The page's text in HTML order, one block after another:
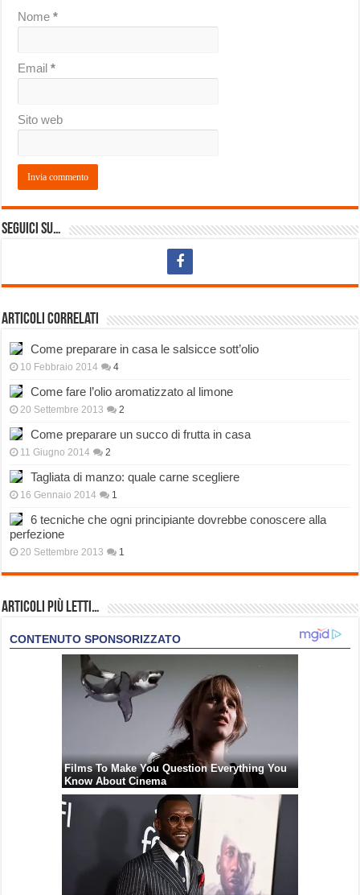
Nome*
Email*
Sito web
Seguici su…
Articoli correlati
Come preparare in casa le salsicce sott’olio
10 Febbraio 2014 4
Come fare l’olio aromatizzato al limone
20 Settembre 2013 2
Come preparare un succo di frutta in casa
11 Giugno 2014 2
Tagliata di manzo: quale carne scegliere
16 Gennaio 2014 1
6 tecniche che ogni principiante dovrebbe conoscere alla
perfezione
20 Settembre 2013 1
Articoli più Letti…